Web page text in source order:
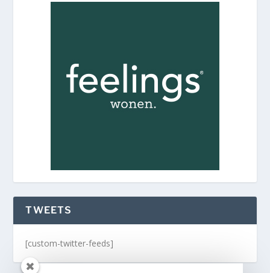
TWEETS
[custom-twitter-feeds]